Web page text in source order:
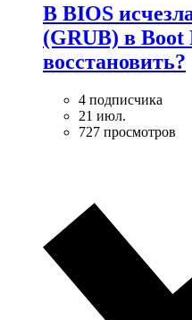
В BIOS
(GRUB) в
восстановить?
4 подписчика
21 июл.
727 просмотров